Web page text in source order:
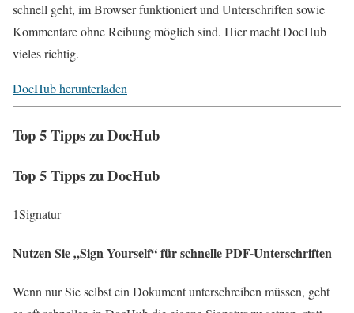
schnell geht, im Browser funktioniert und Unterschriften sowie
Kommentare ohne Reibung möglich sind. Hier macht DocHub
vieles richtig.
DocHub herunterladen
Top 5 Tipps zu DocHub
Top 5 Tipps zu DocHub
1Signatur
Nutzen Sie „Sign Yourself“ für schnelle PDF-Unterschriften
Wenn nur Sie selbst ein Dokument unterschreiben müssen, geht